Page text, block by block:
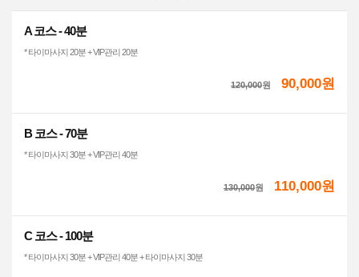
A 코스 - 40분
* 타이마사지 20분 + VIP관리 20분
120,000원 90,000원
B 코스 - 70분
* 타이마사지 30분 + VIP관리 40분
130,000원 110,000원
C 코스 - 100분
* 타이마사지 30분 + VIP관리 40분 + 타이마사지 30분